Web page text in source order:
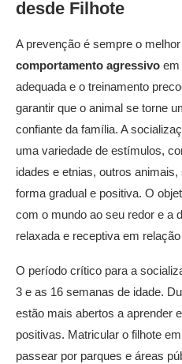
desde Filhote
A prevenção é sempre o
comportamento agressivo em
adequada e o treinamento
garantir que o animal se torne
confiante da família. A
uma variedade de estímulos,
idades e etnias, outros
forma gradual e positiva. O
com o mundo ao seu redor e a
relaxada e receptiva em
O período crítico para a
3 e as 16 semanas de idade.
estão mais abertos a aprender
positivas. Matricular o filhote
passear por parques e áreas